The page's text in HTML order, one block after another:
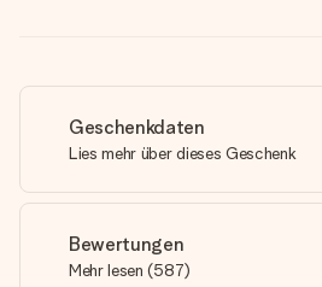
Geschenkdaten
Lies mehr über dieses Geschenk
Bewertungen
Mehr lesen (587)